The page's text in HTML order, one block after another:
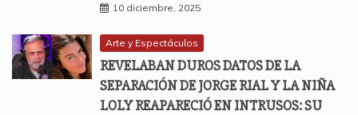
10 diciembre, 2025
Arte y Espectáculos
REVELABAN DUROS DATOS DE LA
SEPARACIÓN DE JORGE RIAL Y LA NIÑA
LOLY REAPARECIÓ EN INTRUSOS: SU